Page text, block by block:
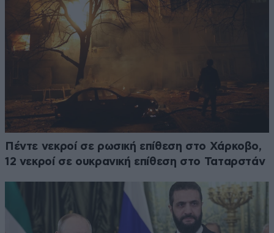
Πέντε νεκροί σε ρωσική επίθεση στο Χάρκοβο,
12 νεκροί σε ουκρανική επίθεση στο Ταταρστάν